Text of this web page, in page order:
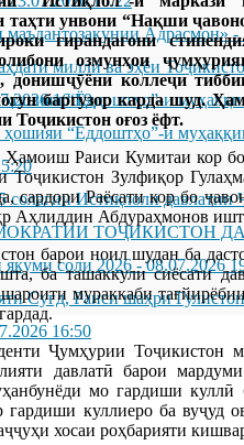
Адрасмон»-
миллӣ ва эҳёи
16:19
“Ёддоштҳо”-и муҳаққиқ,
“Ёддоштҳо”-и муҳаққиқ,
солагии Истиқлоли давлатии
ТОҶИКИСТОН
соли 2026-08.07.2026
Суғд, Раиси шаҳри
16:50
таҳти унвони “Нақши
гирандагони
озмунҳои
донишҷӯёни коллеҷи
баргузор карда шуд.
Тоҷикистон оғоз ёфт.
Ҳамоиш Раиси Кумитаи кор
Тоҷикистон Зулфиқор
сардори Раёсати кор бо
Аҳлиддин Абдураҳмонов
барои ноил шудан ба
ба ташаккули сиёсати
мураккаби
Ҷумҳурии Тоҷикистон
давлатӣ барои
мо гардиши куллӣ
куллиеро ба вуҷуд
хосаи роҳбарияти